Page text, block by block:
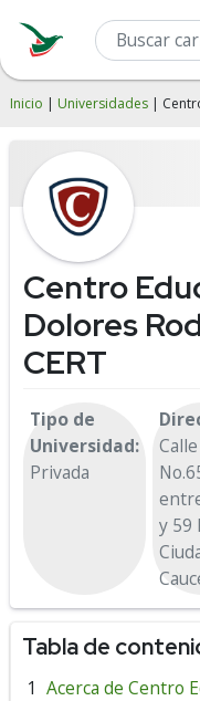
Inicio | Universidades |
Centro
Dolores
CERT
Tipo de
Universidad:
Privada
y 59
Tabla de
Acerca de Centro